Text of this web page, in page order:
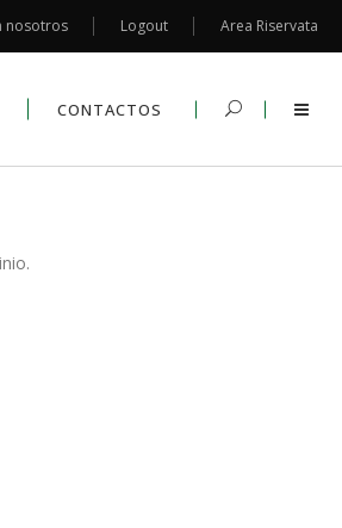
nosotros Logout Area Riservata
CONTACTOS